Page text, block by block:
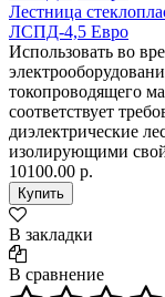
Лестница
ЛСПД-4,5 Евро
Использовать во
токопроводящего
соответствует
диэлектрические
изолирующими
10100.00 р.
В закладки
В сравнение